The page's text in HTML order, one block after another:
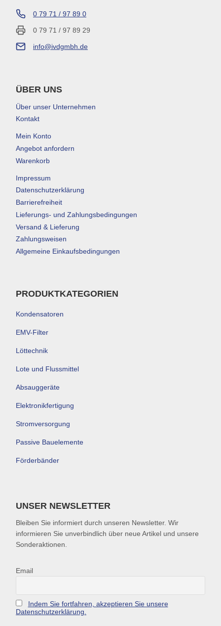
0 79 71 / 97 89 0
0 79 71 / 97 89 29
info@ivdgmbh.de
ÜBER UNS
Über unser Unternehmen
Kontakt
Mein Konto
Angebot anfordern
Warenkorb
Impressum
Datenschutzerklärung
Barrierefreiheit
Lieferungs- und Zahlungsbedingungen
Versand & Lieferung
Zahlungsweisen
Allgemeine Einkaufsbedingungen
PRODUKTKATEGORIEN
Kondensatoren
EMV-Filter
Löttechnik
Lote und Flussmittel
Absauggeräte
Elektronikfertigung
Stromversorgung
Passive Bauelemente
Förderbänder
UNSER NEWSLETTER
Bleiben Sie informiert durch unseren Newsletter. Wir
informieren Sie unverbindlich über neue Artikel und unsere
Sonderaktionen.
Email
Indem Sie fortfahren, akzeptieren Sie unsere
Datenschutzerklärung.